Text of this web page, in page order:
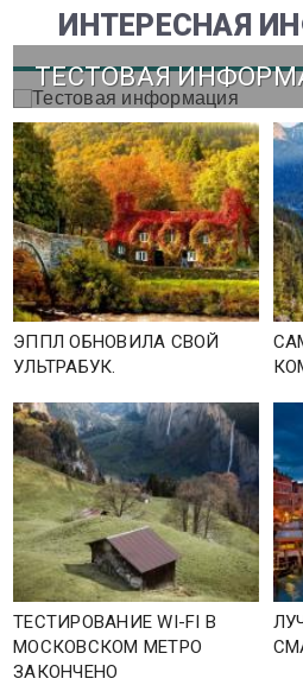
ИНТЕРЕСНАЯ
ТЕСТОВАЯ
ЭППЛ ОБНОВИЛА СВОЙ
УЛЬТРАБУК.
ТЕСТИРОВАНИЕ WI-FI В
МОСКОВСКОМ МЕТРО
ЗАКОНЧЕНО